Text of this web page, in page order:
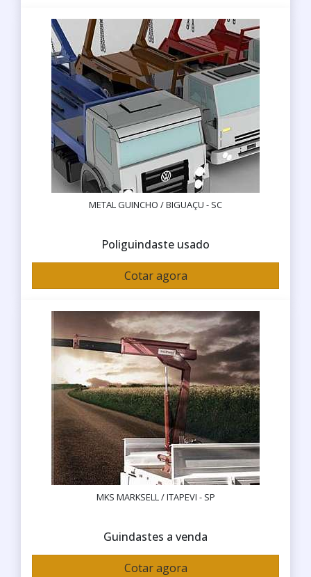
METAL GUINCHO / BIGUAÇU - SC
Poliguindaste usado
Cotar agora
MKS MARKSELL / ITAPEVI - SP
Guindastes a venda
Cotar agora